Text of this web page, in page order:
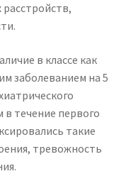
расстройств,
в классе как
заболеванием на 5
течение первого
такие
тревожность